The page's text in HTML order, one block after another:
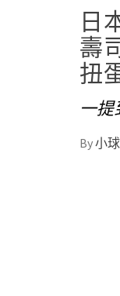
日
壽
扭
一提
By小球